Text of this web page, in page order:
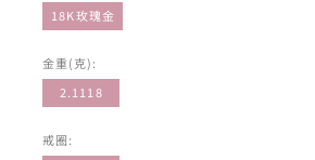
18K玫瑰金
金重(克):
2.1118
戒圈: